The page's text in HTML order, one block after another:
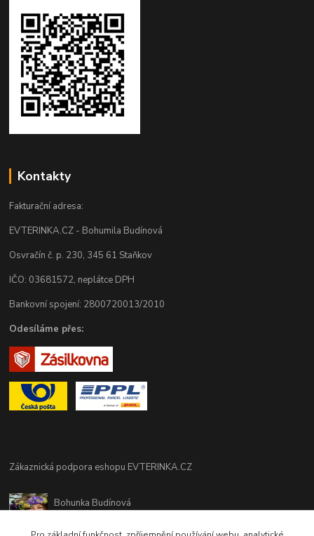
Kontakty
Fakturační adresa:
EVTERINKA.CZ - Bohumila Budínová
Osvračín č. p. 230, 345 61 Staňkov
IČO: 03681572, neplátce DPH
Bankovní spojení: 2800720013/2010
Odesíláme přes:
Zákaznická podpora eshopu EVTERINKA.CZ
Bohunka Budínová
(Po-Pá - 9:00-17:00hod, So 8:00-12:00hod)